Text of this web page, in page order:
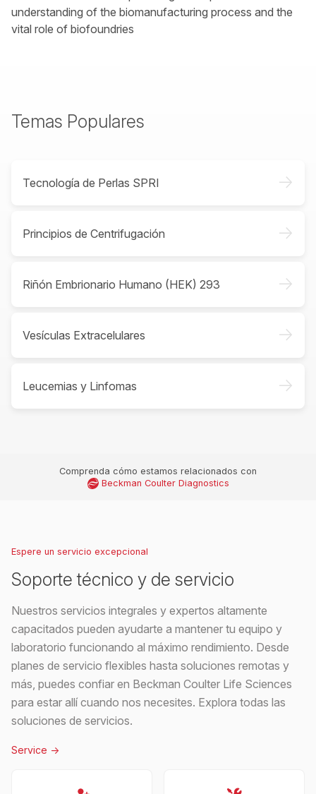
understanding of the biomanufacturing process and the
vital role of biofoundries
Temas Populares
Tecnología de Perlas SPRI ->
Principios de Centrifugación ->
Riñón Embrionario Humano (HEK) 293 ->
Vesículas Extracelulares ->
Leucemias y Linfomas ->
Comprenda cómo estamos relacionados con
Beckman Coulter Diagnostics
Espere un servicio excepcional
Soporte técnico y de servicio
Nuestros servicios integrales y expertos altamente
capacitados pueden ayudarte a mantener tu equipo y
laboratorio funcionando al máximo rendimiento. Desde
planes de servicio flexibles hasta soluciones remotas y
más, puedes confiar en Beckman Coulter Life Sciences
para estar allí cuando nos necesites. Explora todas las
soluciones de servicios.
Service ->